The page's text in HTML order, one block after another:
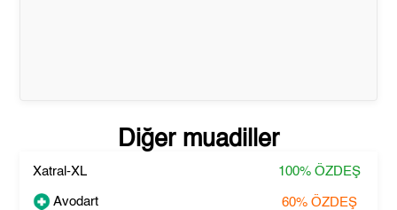
Diğer muadiller
Xatral-XL 100% ÖZDEŞ
Avodart 60% ÖZDEŞ